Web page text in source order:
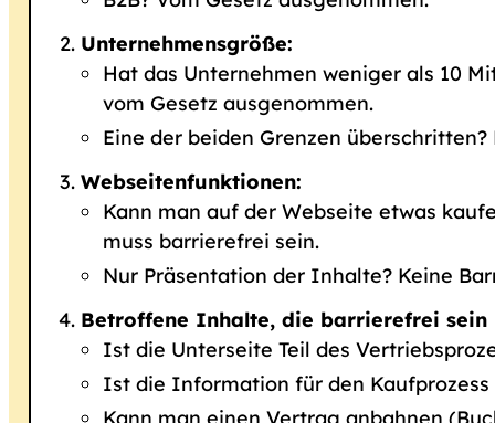
Unternehmensgröße:
Hat das Unternehmen weniger als 10
vom Gesetz ausgenommen.
Eine der beiden Grenzen
Webseitenfunktionen:
Kann man auf der Webseite etwas
muss barrierefrei sein.
Nur Präsentation der Inhalte? Keine
Betroffene Inhalte, die barrierefrei sein
Ist die Unterseite Teil des
Ist die Information für den Kaufprozess
Kann man einen Vertrag anbahnen